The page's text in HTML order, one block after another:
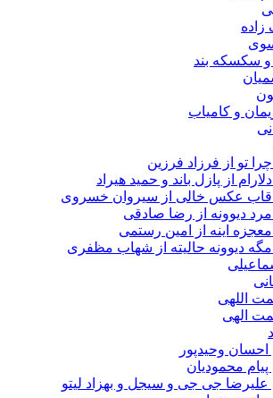
بند
کامیاب
فرزاد فرزین
پازل باند و حمید هیراد
خالی از سیروان خسروی
از رضا صادقی
از امین رستمی
حالیته از شهاب مظفری
وحیدپور
جی جی و سیجل و بهزاد لیتو